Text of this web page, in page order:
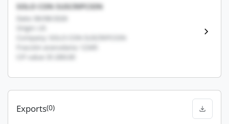
SOLO CON SUSCRIPCION
Date: 06/08/2026
Origin: US
Company: SOLO CON SUSCRIPCION
Fracción arancelaria: 12345
CIF value: $1,000.00
Exports(0)